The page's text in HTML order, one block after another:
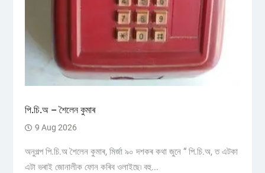
পি.চি.অ – শৈলেন কুমাৰ
9 Aug 2026
অনুগল্প পি.চি.অ শৈলেন কুমাৰ, মিৰ্জা ৯০ দশকৰ কথা জুনে “ পি.চি.অ, ত এটকা
এটা ভৰাই জোনালীক ফোন কৰিব ওলাইছে৷ বহু...